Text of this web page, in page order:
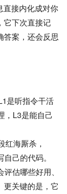
直接内化成对你
它下次直接记
答案，还会反思
是听指令干活
，L3是能自己
红海厮杀，
己的代码。
估哪些好用、
更关键的是，它